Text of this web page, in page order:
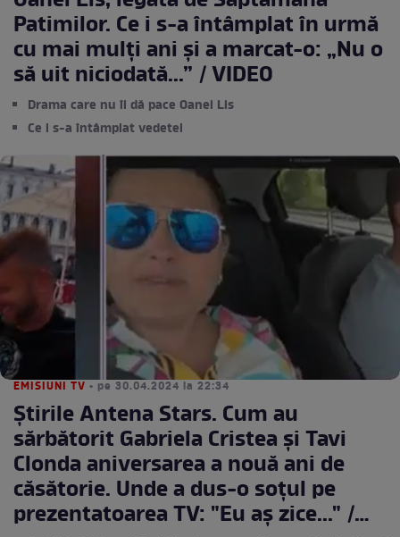
Patimilor. Ce i s-a întâmplat în urmă
cu mai mulți ani și a marcat-o: „Nu o
să uit niciodată...” / VIDEO
Drama care nu îi dă pace Oanei Lis
Ce i s-a întâmplat vedetei
EMISIUNI TV • pe 30.04.2024 la 22:34
Știrile Antena Stars. Cum au
sărbătorit Gabriela Cristea și Tavi
Clonda aniversarea a nouă ani de
căsătorie. Unde a dus-o soțul pe
prezentatoarea TV: "Eu aș zice..." /